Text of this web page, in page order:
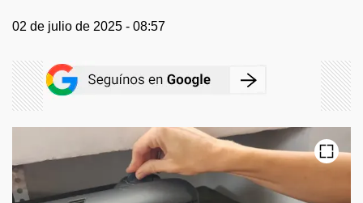
02 de julio de 2025 - 08:57